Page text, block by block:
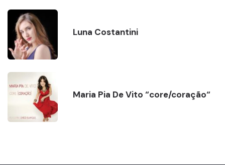
Luna Costantini
Maria Pia De Vito “core/coração“